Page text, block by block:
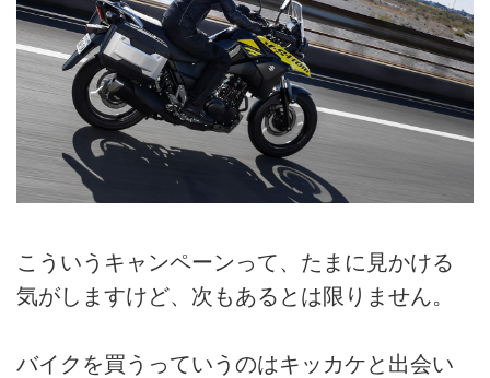
こういうキャンペーンって、たまに見かける
気がしますけど、次もあるとは限りません。
バイクを買うっていうのはキッカケと出会い